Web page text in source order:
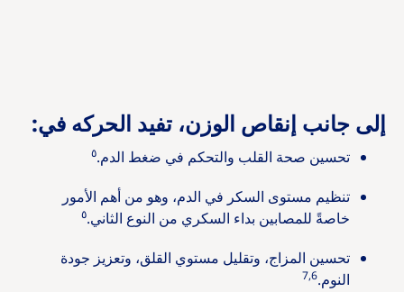
إلى جانب إنقاص الوزن، تفيد الحركه في:
تحسين صحة القلب والتحكم في ضغط الدم.٥
تنظيم مستوى السكر في الدم، وهو من أهم الأمور
خاصةً للمصابين بداء السكري من النوع الثاني.٥
تحسين المزاج، وتقليل مستوي القلق، وتعزيز جودة
النوم.7,6